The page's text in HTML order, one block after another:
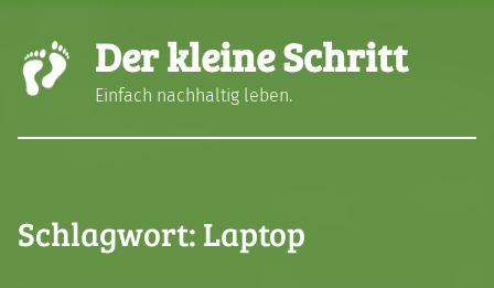
Der kleine Schritt
Einfach nachhaltig leben.
Schlagwort: Laptop